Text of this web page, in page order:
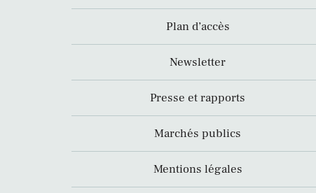
Plan d’accès
Newsletter
Presse et rapports
Marchés publics
Mentions légales